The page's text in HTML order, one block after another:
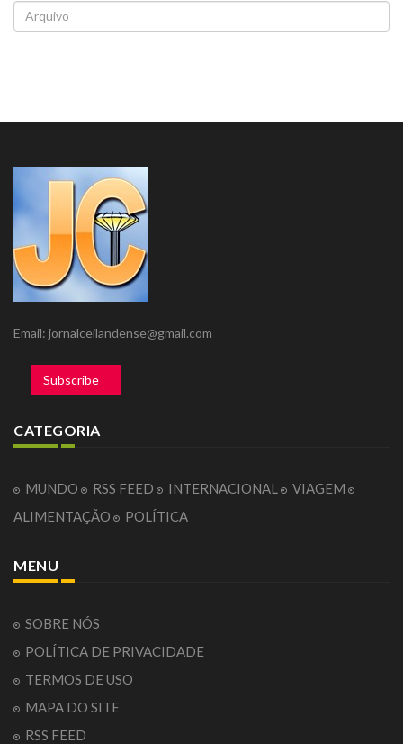
Email: jornalceilandense@gmail.com
Subscribe
CATEGORIA
MUNDO RSS FEED INTERNACIONAL
VIAGEM
ALIMENTAÇÃO
POLÍTICA
MENU
SOBRE NÓS
POLÍTICA DE PRIVACIDADE
TERMOS DE USO
MAPA DO SITE
RSS FEED